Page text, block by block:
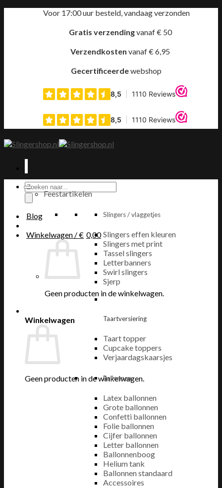
Voor 17:00 uur besteld, vandaag verzonden
Gratis verzendingvanaf € 50
Verzendkosten vanaf € 6,95
Gecertificeerdewebshop
Producten
zoeken
Blog
Winkelwagen /€ 0,00
Geen producten in de winkelwagen.
Winkelwagen
Geen producten in de winkelwagen.
Feestartikelen
Slingers / vlaggetjes
Slingers effen kleuren
Slingers met print
Tassel slingers
Letterbanners
Swirl slingers
Sjerp
Taartversiering
Taart topper
Cupcake toppers
Verjaardagskaarsjes
Ballonnen
Latex ballonnen
Grote ballonnen
Confetti ballonnen
Folie ballonnen
Cijfer ballonnen
Letter ballonnen
Ballonnenboog
Helium tank
Ballonnen standaard
Accessoires